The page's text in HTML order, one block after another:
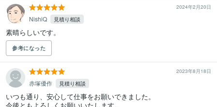
2024年2月20日
NishiQ 見積り相談
素晴らしいです。
参考になった
2023年8月18日
赤塚優作 見積り相談
いつも通り、安心して仕事をお願いできました。